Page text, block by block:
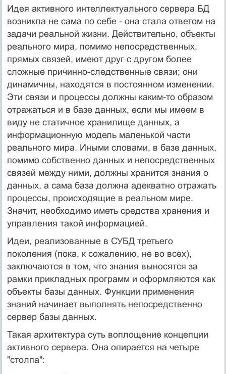
Идея активного интеллектуального сервера БД
возникла не сама по себе - она стала ответом на
задачи реальной жизни. Действительно, объекты
реального мира, помимо непосредственных,
прямых связей, имеют друг с другом более
сложные причинно-следственные связи; они
динамичны, находятся в постоянном изменении.
Эти связи и процессы должны каким-то образом
отражаться и в базе данных, если мы имеем в
виду не статичное хранилище данных, а
информационную модель маленькой части
реального мира. Иными словами, в базе данных,
помимо собственно данных и непосредственных
связей между ними, должны хранится знания о
данных, а сама база должна адекватно отражать
процессы, происходящие в реальном мире.
Значит, необходимо иметь средства хранения и
управления такой информацией.
Идеи, реализованные в СУБД третьего
поколения (пока, к сожалению, не во всех),
заключаются в том, что знания выносятся за
рамки прикладных программ и оформляются как
объекты базы данных. Функции применения
знаний начинает выполнять непосредственно
сервер базы данных.
Такая архитектура суть воплощение концепции
активного сервера. Она опирается на четыре
"столпа":